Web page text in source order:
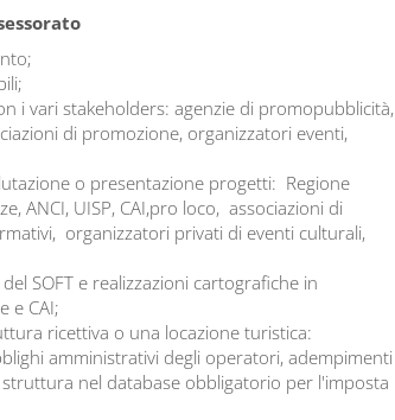
i vari stakeholders: agenzie di promopubblicità,
di promozione, organizzatori eventi,
o presentazione progetti: Regione
ANCI, UISP, CAI,pro loco, associazioni di
organizzatori privati di eventi culturali,
SOFT e realizzazioni cartografiche in
e CAI;
ricettiva o una locazione turistica:
amministrativi degli operatori, adempimenti
nel database obbligatorio per l'imposta